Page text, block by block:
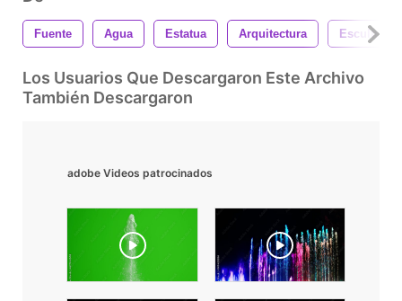
Fuente Agua Estatua Arquitectura Escultura
Los Usuarios Que Descargaron Este Archivo
También Descargaron
adobe Videos patrocinados